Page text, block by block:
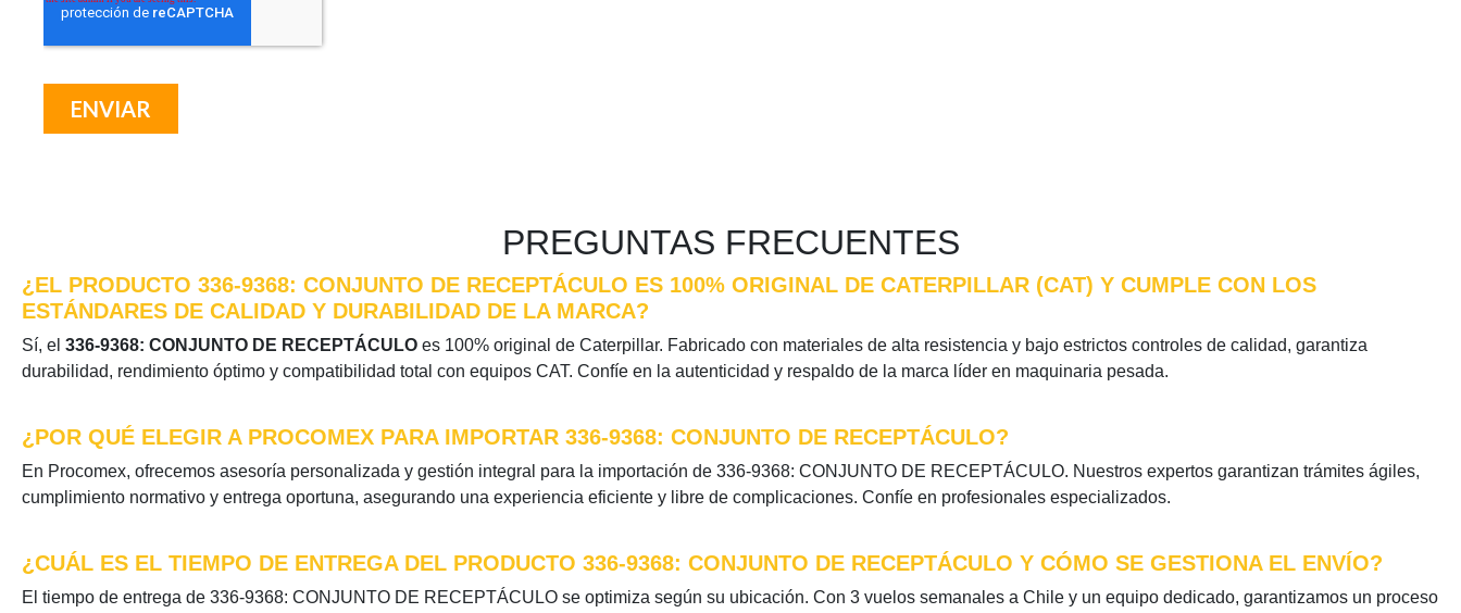
PREGUNTAS FRECUENTES
¿EL PRODUCTO 336-9368: CONJUNTO DE RECEPTÁCULO ES 100% ORIGINAL DE CATERPILLAR (CAT) Y CUMPLE CON LOS
ESTÁNDARES DE CALIDAD Y DURABILIDAD DE LA MARCA?
Sí, el 336-9368: CONJUNTO DE RECEPTÁCULO es 100% original de Caterpillar. Fabricado con materiales de alta resistencia y bajo estrictos controles de calidad, garantiza
durabilidad, rendimiento óptimo y compatibilidad total con equipos CAT. Confíe en la autenticidad y respaldo de la marca líder en maquinaria pesada.
¿POR QUÉ ELEGIR A PROCOMEX PARA IMPORTAR 336-9368: CONJUNTO DE RECEPTÁCULO?
En Procomex, ofrecemos asesoría personalizada y gestión integral para la importación de 336-9368: CONJUNTO DE RECEPTÁCULO. Nuestros expertos garantizan trámites ágiles,
cumplimiento normativo y entrega oportuna, asegurando una experiencia eficiente y libre de complicaciones. Confíe en profesionales especializados.
¿CUÁL ES EL TIEMPO DE ENTREGA DEL PRODUCTO 336-9368: CONJUNTO DE RECEPTÁCULO Y CÓMO SE GESTIONA EL ENVÍO?
El tiempo de entrega de 336-9368: CONJUNTO DE RECEPTÁCULO se optimiza según su ubicación. Con 3 vuelos semanales a Chile y un equipo dedicado, garantizamos un proceso